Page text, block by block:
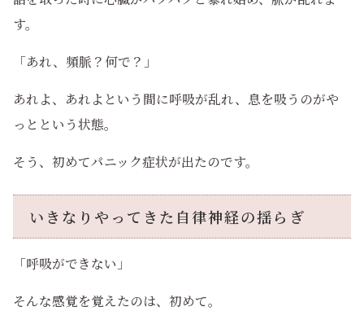
す。
「あれ、頻脈？何で？」
あれよ、あれよという間に呼吸が乱れ、息を吸うのがや
っとという状態。
そう、初めてパニック症状が出たのです。
いきなりやってきた自律神経の揺らぎ
「呼吸ができない」
そんな感覚を覚えたのは、初めて。